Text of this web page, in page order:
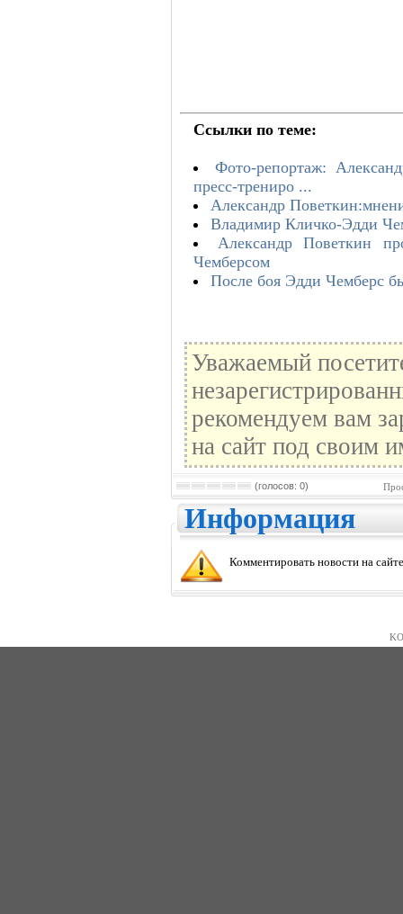
Ссылки по теме:
Фото-репортаж:
пресс-трениро ...
Александр
Владимир Кличко-Эдди
Александр Поветкин
Чемберсом
После боя Эдди Чемберс
Уважаемый
рекомендуем вам
на сайт под своим
(голосов: 0)
Информация
Комментировать новости на